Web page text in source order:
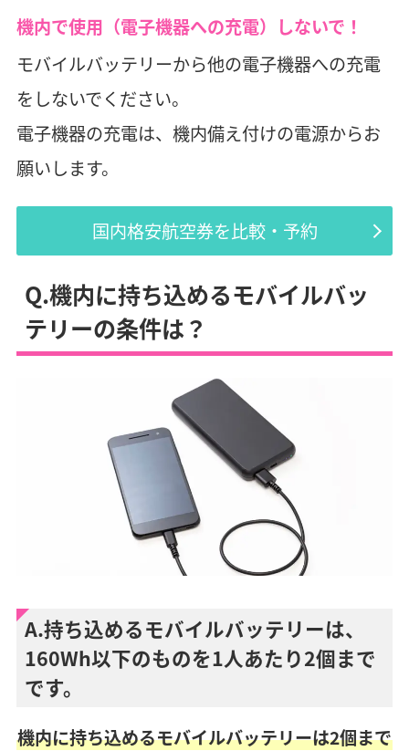
機内で使用（電子機器への充電）しないで！
モバイルバッテリーから他の電子機器への充電
をしないでください。
電子機器の充電は、機内備え付けの電源からお
願いします。
国内格安航空券を比較・予約
Q.機内に持ち込めるモバイルバッ
テリーの条件は？
A.持ち込めるモバイルバッテリーは、
160Wh以下のものを1人あたり2個まで
です。
機内に持ち込めるモバイルバッテリーは2個まで